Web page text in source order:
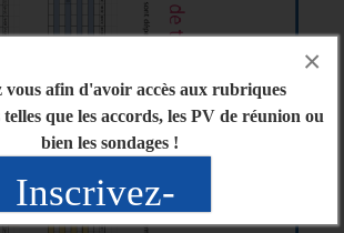
vous afin d'avoir accès aux rubriques
que les accords, les PV de réunion ou
bien les sondages !
Inscrivez-
×